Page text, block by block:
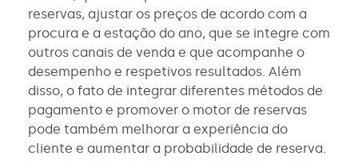
reservas, ajustar os preços de acordo com a
procura e a estação do ano, que se integre com
outros canais de venda e que acompanhe o
desempenho e respetivos resultados. Além
disso, o fato de integrar diferentes métodos de
pagamento e promover o motor de reservas
pode também melhorar a experiência do
cliente e aumentar a probabilidade de reserva.